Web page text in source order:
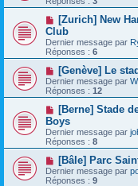
[Zurich] New
Club
Dernier message par
Réponses : 6
[Genève] Le
Dernier message par
Réponses : 12
[Berne] Stade
Boys
Dernier message par
Réponses : 8
[Bâle] Parc
Dernier message par
Réponses : 9